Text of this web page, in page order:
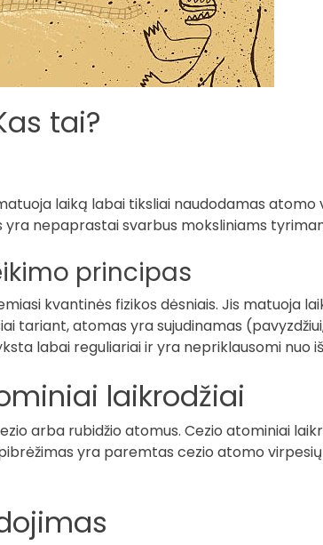
tai?
laiką labai tiksliai naudodamas atomo
nepaprastai svarbus moksliniams
principas
kvantinės fizikos dėsniais. Jis matuoja
tariant, atomas yra sujudinamas
labai reguliariai ir yra nepriklausomi nuo
laikrodžiai
arba rubidžio atomus. Cezio atominiai
yra paremtas cezio atomo